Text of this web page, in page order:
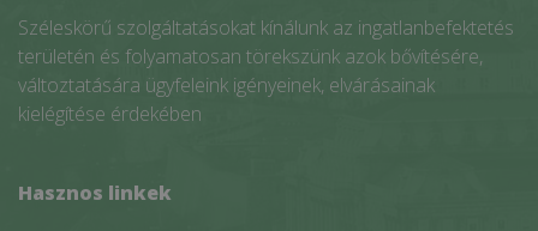
Széleskörű szolgáltatásokat kínálunk az ingatlanbefektetés
területén és folyamatosan törekszünk azok bővítésére,
változtatására ügyfeleink igényeinek, elvárásainak
kielégítése érdekében
Hasznos linkek